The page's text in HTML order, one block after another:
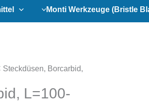
Monti Werkzeuge (Bristle
Borcarbid,
L=100-